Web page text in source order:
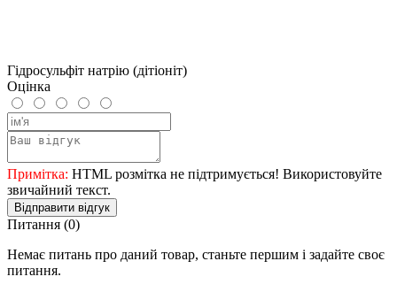
Гідросульфіт натрію (дітіоніт)
Оцінка
Примітка: HTML розмітка не підтримується! Використовуйте
звичайний текст.
Відправити відгук
Питання (0)
Немає питань про даний товар, станьте першим і задайте своє
питання.